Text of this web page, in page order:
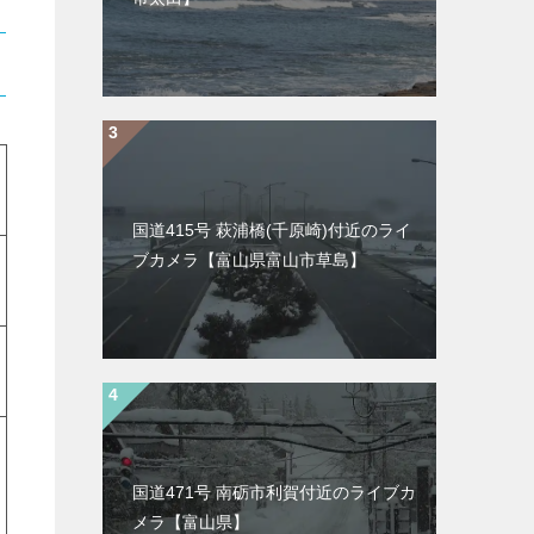
国道415号 萩浦橋(千原崎)付近のライ
ブカメラ【富山県富山市草島】
国道471号 南砺市利賀付近のライブカ
メラ【富山県】